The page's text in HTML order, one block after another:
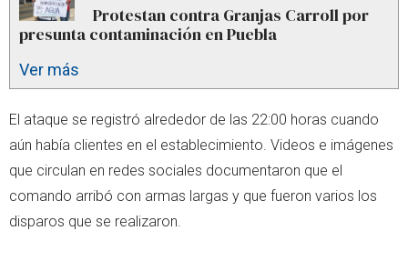
Protestan contra Granjas Carroll por
presunta contaminación en Puebla
Ver más
El ataque se registró alrededor de las 22:00 horas cuando
aún había clientes en el establecimiento. Videos e imágenes
que circulan en redes sociales documentaron que el
comando arribó con armas largas y que fueron varios los
disparos que se realizaron.